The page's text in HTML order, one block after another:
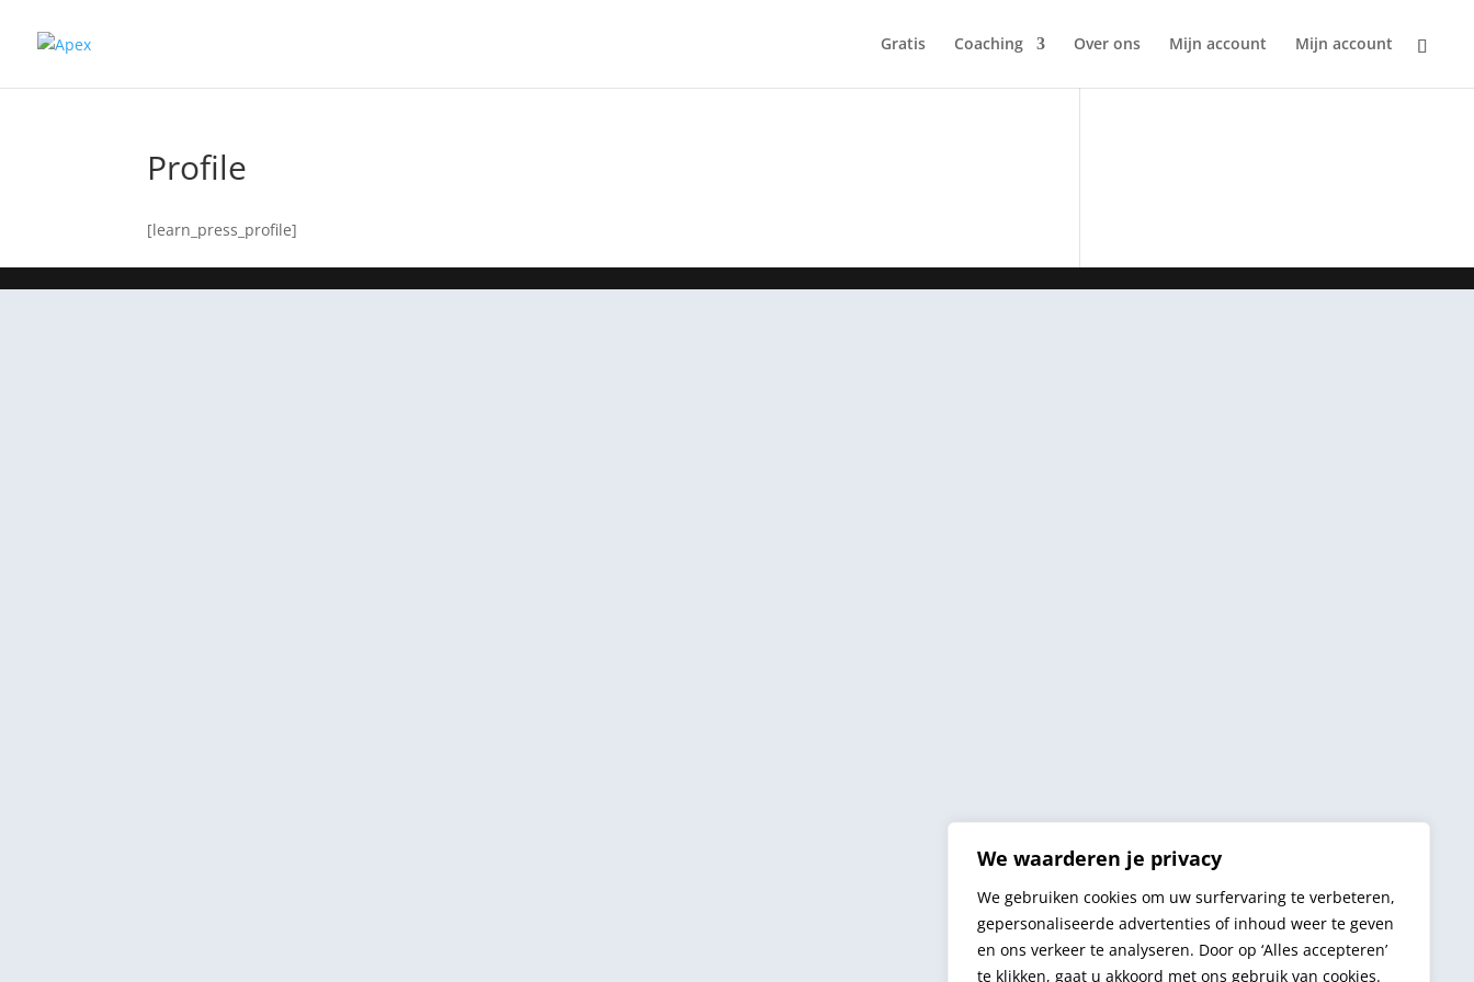
We waarderen je privacy
We gebruiken cookies om uw surfervaring te verbeteren,
gepersonaliseerde advertenties of inhoud weer te geven
en ons verkeer te analyseren. Door op ‘Alles accepteren’
te klikken, gaat u akkoord met ons gebruik van cookies.
Gratis Coaching Over ons Mijn account Mijn account
Profile
[learn_press_profile]